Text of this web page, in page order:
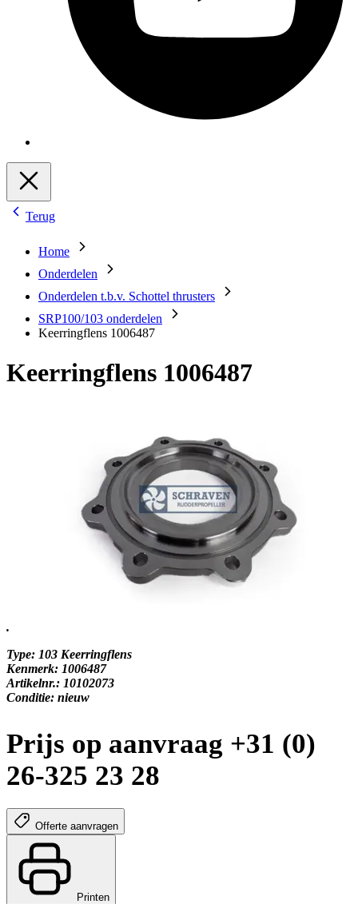
Terug
Home
Onderdelen
Onderdelen t.b.v. Schottel thrusters
SRP100/103 onderdelen
Keerringflens 1006487
Keerringflens 1006487
.
Type: 103 Keerringflens
Kenmerk: 1006487
Artikelnr.: 10102073
Conditie: nieuw
Prijs op aanvraag +31 (0)
26-325 23 28
Offerte aanvragen
Printen